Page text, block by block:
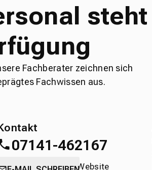
steht
Fachberater zeichnen sich
Fachwissen aus.
07141-462167
direkt über die Website